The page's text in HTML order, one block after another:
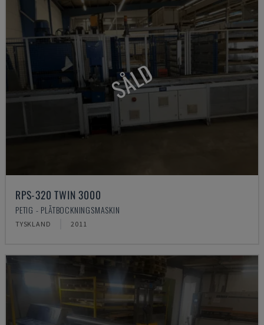
SÅLD
RPS-320 TWIN 3000
PETIG - PLÅTBOCKNINGSMASKIN
TYSKLAND 2011